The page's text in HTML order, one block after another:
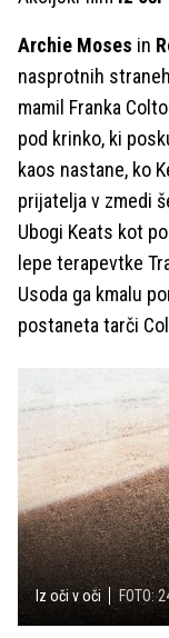
Archie Moses in
nasprotnih
mamil Franka
pod krinko, ki
kaos nastane, ko
prijatelja v zmedi
Ubogi Keats kot
lepe terapevtke
Usoda ga kmalu
postaneta tarči
Iz oči v oči FOTO: